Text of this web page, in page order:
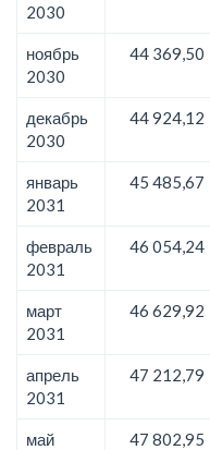
2030
ноябрь
2030
44 369,50
декабрь
2030
44 924,12
январь
2031
45 485,67
февраль
2031
46 054,24
март
2031
46 629,92
апрель
2031
47 212,79
май
47 802,95